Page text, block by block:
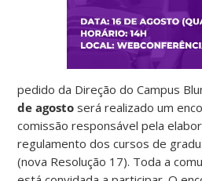
pedido da Direção do Campus
de agosto será realizado um
comissão responsável pela
regulamento dos cursos de
(nova Resolução 17). Toda a